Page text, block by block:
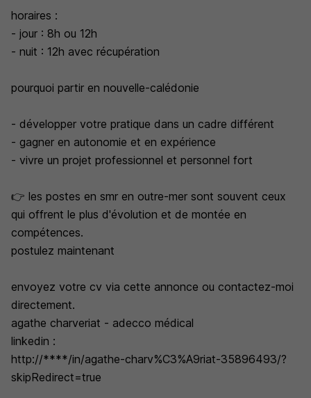
horaires :
- jour : 8h ou 12h
- nuit : 12h avec récupération
pourquoi partir en nouvelle-calédonie
- développer votre pratique dans un cadre différent
- gagner en autonomie et en expérience
- vivre un projet professionnel et personnel fort
👉 les postes en smr en outre-mer sont souvent ceux
qui offrent le plus d'évolution et de montée en
compétences.
postulez maintenant
envoyez votre cv via cette annonce ou contactez-moi
directement.
agathe charveriat - adecco médical
linkedin :
http://****/in/agathe-charv%C3%A9riat-35896493/?
skipRedirect=true